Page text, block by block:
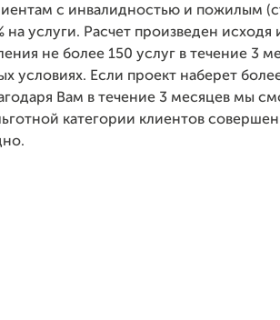
с инвалидностью и пожилым
на услуги. Расчет произведен исходя
не более 150 услуг в течение 3
условиях. Если проект наберет
Вам в течение 3 месяцев мы
категории клиентов